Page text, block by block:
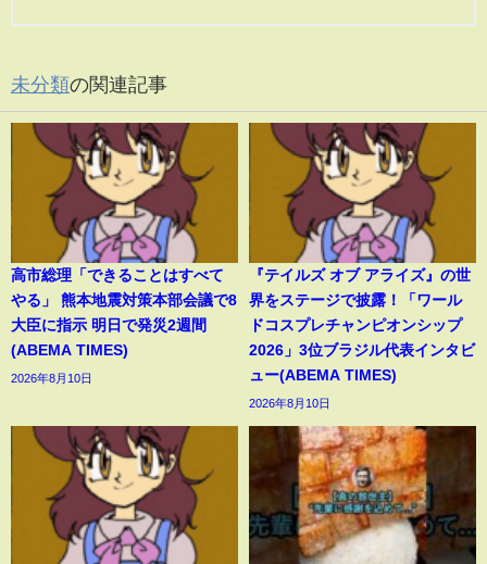
未分類の関連記事
高市総理「できることはすべて
やる」 熊本地震対策本部会議で8
大臣に指示 明日で発災2週間
(ABEMA TIMES)
2026年8月10日
『テイルズ オブ アライズ』の世
界をステージで披露！「ワール
ドコスプレチャンピオンシップ
2026」3位ブラジル代表インタビ
ュー(ABEMA TIMES)
2026年8月10日